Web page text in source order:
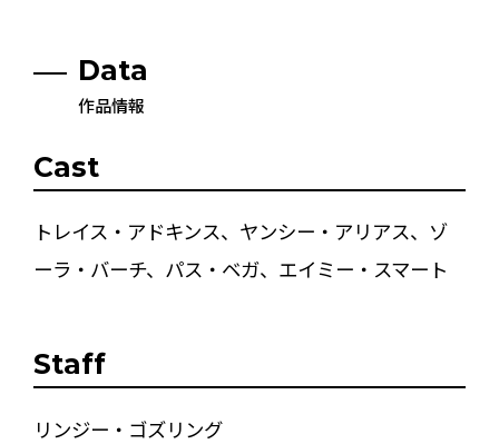
Data
作品情報
Cast
トレイス・アドキンス、ヤンシー・アリアス、ゾ
ーラ・バーチ、パス・ベガ、エイミー・スマート
Staff
リンジー・ゴズリング